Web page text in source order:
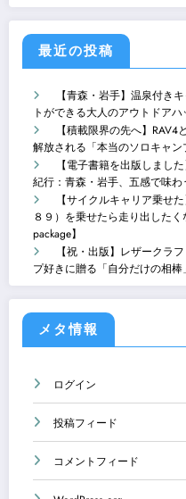
最近の投稿
【青森・岩手】温泉付き
トができる大人のアウトドアハ
【積載限界の先へ】
解放される「本当のソロキャン
【電子書籍を出版しまし
紀行：青森・岩手、五感で味わ
【サイクルキャリア乗せ
８９）を乗せたら走り出したく
package】
【祝・出版】レザークラ
プ好きに贈る「自分だけの相
メタ情報
ログイン
投稿フィード
コメントフィード